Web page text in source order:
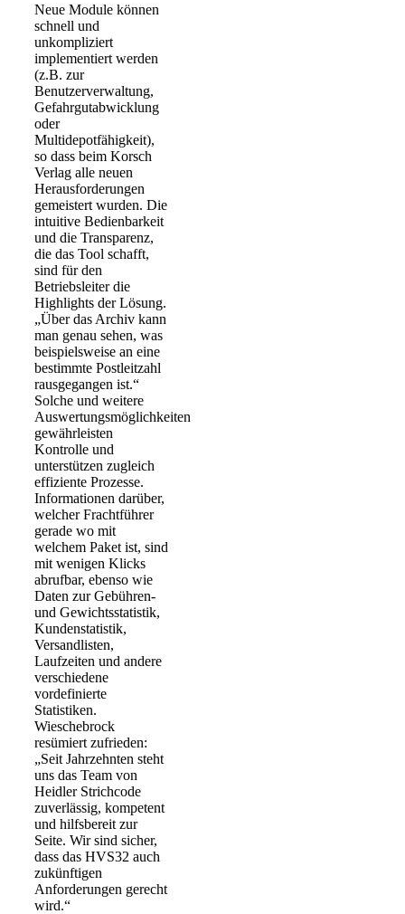
Neue Module können
schnell und
unkompliziert
implementiert werden
(z.B. zur
Benutzerverwaltung,
Gefahrgutabwicklung
oder
Multidepotfähigkeit),
so dass beim Korsch
Verlag alle neuen
Herausforderungen
gemeistert wurden. Die
intuitive Bedienbarkeit
und die Transparenz,
die das Tool schafft,
sind für den
Betriebsleiter die
Highlights der Lösung.
„Über das Archiv kann
man genau sehen, was
beispielsweise an eine
bestimmte Postleitzahl
rausgegangen ist.“
Solche und weitere
Auswertungsmöglichkeiten
gewährleisten
Kontrolle und
unterstützen zugleich
effiziente Prozesse.
Informationen darüber,
welcher Frachtführer
gerade wo mit
welchem Paket ist, sind
mit wenigen Klicks
abrufbar, ebenso wie
Daten zur Gebühren-
und Gewichtsstatistik,
Kundenstatistik,
Versandlisten,
Laufzeiten und andere
verschiedene
vordefinierte
Statistiken.
Wieschebrock
resümiert zufrieden:
„Seit Jahrzehnten steht
uns das Team von
Heidler Strichcode
zuverlässig, kompetent
und hilfsbereit zur
Seite. Wir sind sicher,
dass das HVS32 auch
zukünftigen
Anforderungen gerecht
wird.“